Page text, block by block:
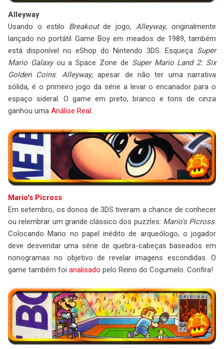
Alleyway
Usando o estilo Breakoutde jogo, Alleyway, originalmente
lançado no portátil Game Boy em meados de 1989, também
está disponível no eShop do Nintendo 3DS. Esqueça Super
Mario Galaxyou a Space Zone de Super Mario Land 2: Six
Golden Coins: Alleyway, apesar de não ter uma narrativa
sólida, é o primeiro jogo da série a levar o encanador para o
espaço sideral. O game em preto, branco e tons de cinza
ganhou uma Análise Real
Mario's Picross
Em setembro, os donos de 3DS tiveram a chance de conhecer
ou relembrar um grande clássico dos puzzles: Mario's Picross.
Colocando Mario no papel inédito de arqueólogo, o jogador
deve desvendar uma série de quebra-cabeças baseados em
nonogramas no objetivo de revelar imagens escondidas. O
game também foi analisado pelo Reino do Cogumelo. Confira!